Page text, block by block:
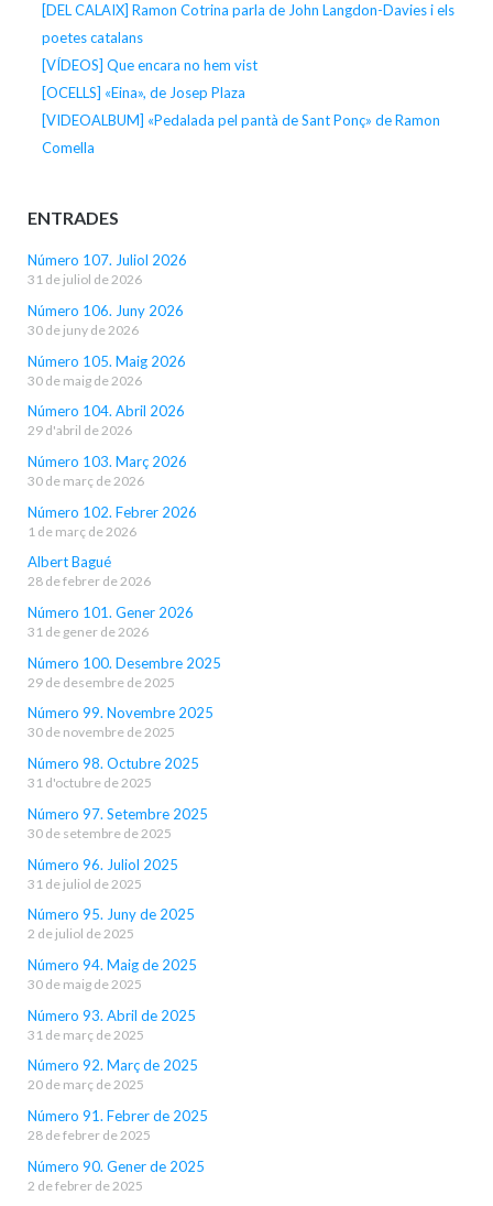
[DEL CALAIX] Ramon Cotrina parla de John Langdon-Davies i els
poetes catalans
[VÍDEOS] Que encara no hem vist
[OCELLS] «Eina», de Josep Plaza
[VIDEOALBUM] «Pedalada pel pantà de Sant Ponç» de Ramon
Comella
ENTRADES
Número 107. Juliol 2026
31 de juliol de 2026
Número 106. Juny 2026
30 de juny de 2026
Número 105. Maig 2026
30 de maig de 2026
Número 104. Abril 2026
29 d'abril de 2026
Número 103. Març 2026
30 de març de 2026
Número 102. Febrer 2026
1 de març de 2026
Albert Bagué
28 de febrer de 2026
Número 101. Gener 2026
31 de gener de 2026
Número 100. Desembre 2025
29 de desembre de 2025
Número 99. Novembre 2025
30 de novembre de 2025
Número 98. Octubre 2025
31 d'octubre de 2025
Número 97. Setembre 2025
30 de setembre de 2025
Número 96. Juliol 2025
31 de juliol de 2025
Número 95. Juny de 2025
2 de juliol de 2025
Número 94. Maig de 2025
30 de maig de 2025
Número 93. Abril de 2025
31 de març de 2025
Número 92. Març de 2025
20 de març de 2025
Número 91. Febrer de 2025
28 de febrer de 2025
Número 90. Gener de 2025
2 de febrer de 2025